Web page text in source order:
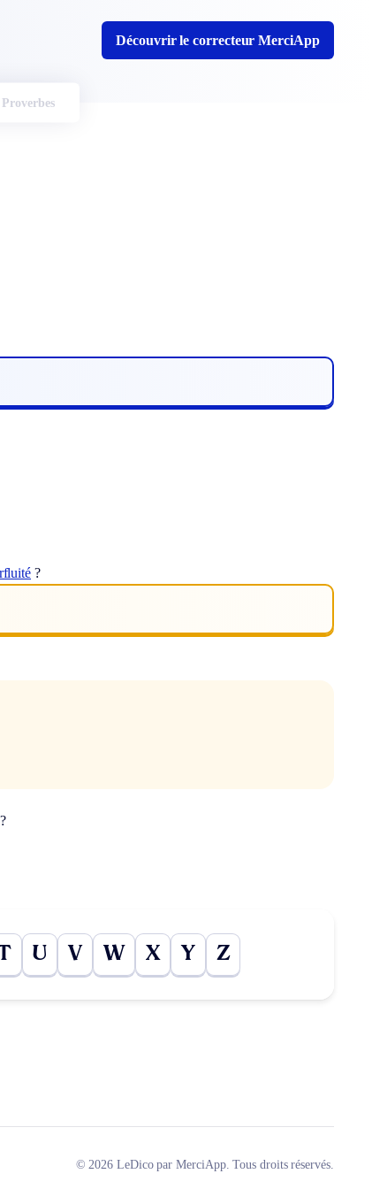
Découvrir le correcteur MerciApp
Proverbes
?
?
U V W X Y Z
© 2026 LeDico par MerciApp. Tous droits réservés.